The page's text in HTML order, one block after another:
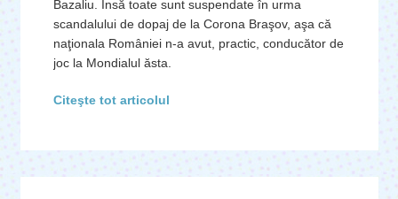
Bazaliu. Însă toate sunt suspendate în urma
scandalului de dopaj de la Corona Braşov, aşa că
naţionala României n-a avut, practic, conducător de
joc la Mondialul ăsta.
Citeşte tot articolul